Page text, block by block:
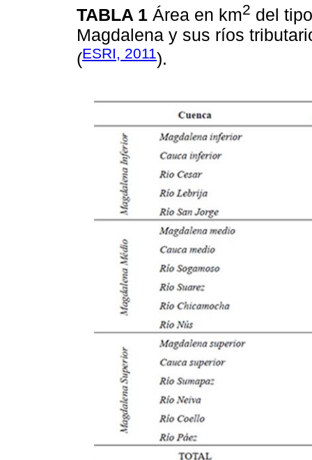
TABLA 1 Área en km2 del
Magdalena y sus ríos
(ESRI, 2011).